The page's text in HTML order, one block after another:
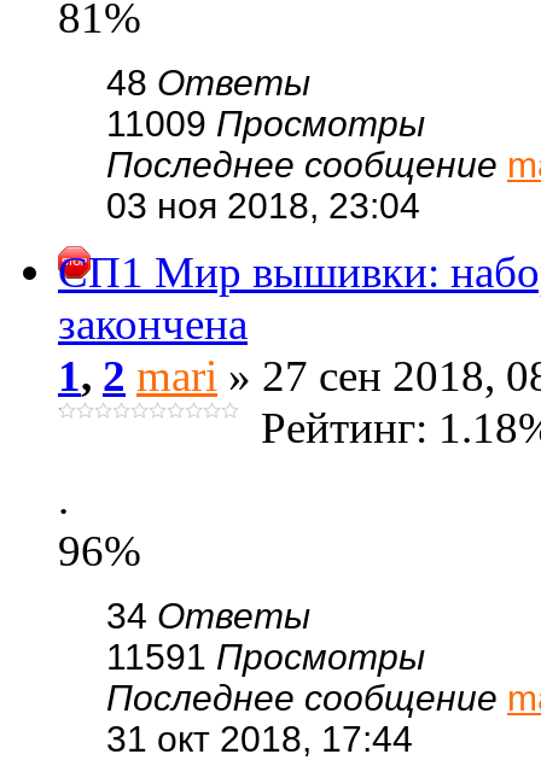
81%
48 Ответы
11009 Просмотры
Последнее сообщение
03 ноя 2018, 23:04
СП1 Мир вышивки:
закончена
1, 2 mari » 27 сен 2018,
Рейтинг:
.
96%
34 Ответы
11591 Просмотры
Последнее сообщение
31 окт 2018, 17:44